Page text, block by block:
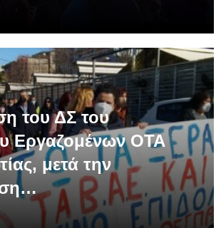
του ΔΣ του
Εργαζομένων ΟΤΑ
μετά την